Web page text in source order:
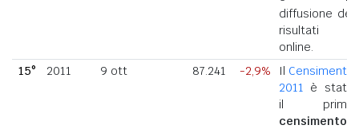
diffusione dei
risultati
online.
15°
2011 9 ott 87.241 -2,9% Il Censimento
2011 è stato
il primo
censimento